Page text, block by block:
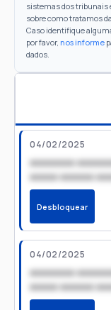
sistemas dos tribunais
sobre como tratamos
Caso identifique
por favor, nos informe
dados.
04/02/2025
xxxxxxxx
xxxxx xxxxxx
Desbloquear
04/02/2025
xxxxxxxx
xxxxx xxxxxx